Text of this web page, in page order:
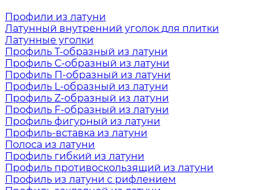
Профили из латуни
Латунный внутренний уголок для плитки
Латунные уголки
Профиль Т-образный из латуни
Профиль С-образный из латуни
Профиль П-образный из латуни
Профиль L-образный из латуни
Профиль Z-образный из латуни
Профиль F-образный из латуни
Профиль фигурный из латуни
Профиль-вставка из латуни
Полоса из латуни
Профиль гибкий из латуни
Профиль противоскользящий из латуни
Профиль из латуни с рифлением